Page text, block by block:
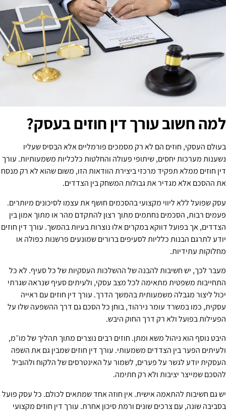
למה חשוב עורך דין חוזים בעסק?
בעולם העסקי, חוזים הם לא רק מסמכים פורמליים אלא הבסיס שעליו
נשענות מערכות יחסים, שיתופי פעולה והחלטות כלכליות משמעותיות. עורך
דין חוזים ממלא תפקיד מרכזי ביצירת הוודאות הזו, משום שהוא לא רק מנסח
את ההסכם אלא מגדיר את גבולות המשחק בין הצדדים.
עסק שפועל ללא ליווי מקצועי בהסכמים חושף את עצמו לסיכונים מיותרים.
פעמים רבות, הסכמים נחתמים מתוך רצון להתקדם מהר או מתוך אמון בין
הצדדים, אך בפועל דווקא במקרים אלו נוצרות בעיות בהמשך. עורך דין חוזים
יודע לתרגם הבנות כלליות לסעיפים ברורים שמונעים פרשנות כפולה או
מחלוקות עתידיות.
מעבר לכך, יש חשיבות להבנה של ההשלכות העסקיות של כל סעיף. לא כל
התחייבות משפטית מתאימה לכל מצב עסקי, ולעיתים סעיף שנראה שגרתי
יכול ליצור מגבלה משמעותית בהמשך הדרך. עורך דין חוזים עם ראייה
עסקית, כמו במשרד עומר נירהוד, בוחן כל הסכם גם דרך ההשפעה שלו על
הפעילות בפועל ולא רק דרך החוק היבש.
היבט נוסף הוא ניהול משא ומתן. חוזים רבים נוצרים מתוך תהליך של מו״מ,
ולעיתים הפער בין הצדדים משמעותי. עורך דין חוזים שמבין גם את השפה
העסקית יודע לגשר על פערים, לשמור על האינטרסים של הלקוח ולהוביל
להסכם שמייצר יציבות ולא רק חתימה.
יש גם חשיבות להתאמה אישית. אין חוזה אחד שמתאים לכולם. כל עסק פועל
בסביבה שונה, עם צרכים שונים ורמת סיכון אחרת. עורך דין חוזים מקצועי